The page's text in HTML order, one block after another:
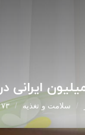
سلامت و تغذیه ۷۳ میلیون ایرانی در مناطق قرمز کرونایی